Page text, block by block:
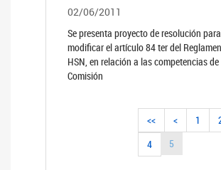
02/06/2011
Se presenta proyecto de resolución para
modificar el artículo 84 ter del
HSN, en relación a las competencias de
Comisión
<< < 1
4
5